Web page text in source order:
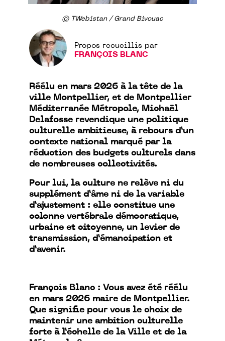
© TWebistan / Grand Bivouac
Propos recueillis par
FRANÇOIS BLANC
Réélu en mars 2026 à la tête de la
ville Montpellier, et de Montpellier
Méditerranée Métropole, Michaël
Delafosse revendique une politique
culturelle ambitieuse, à rebours d’un
contexte national marqué par la
réduction des budgets culturels dans
de nombreuses collectivités.
Pour lui, la culture ne relève ni du
supplément d’âme ni de la variable
d’ajustement : elle constitue une
colonne vertébrale démocratique,
urbaine et citoyenne, un levier de
transmission, d’émancipation et
d’avenir.
François Blanc : Vous avez été réélu
en mars 2026 maire de Montpellier.
Que signifie pour vous le choix de
maintenir une ambition culturelle
forte à l’échelle de la Ville et de la